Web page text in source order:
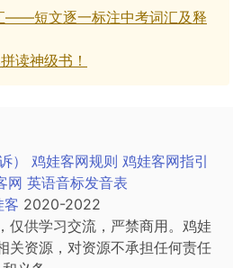
——短文逐一标注中考词汇及释
读神级书！
） 鸡娃客网规则 鸡娃客网指引
网 英语音标发音表
客 2020-2022
仅供学习交流，严禁商用。鸡娃
关资源，对资源不承担任何责任